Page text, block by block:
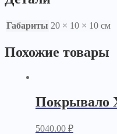
Габариты 20 × 10 × 10 см
Похожие товары
Покрывало
5040.00 ₽